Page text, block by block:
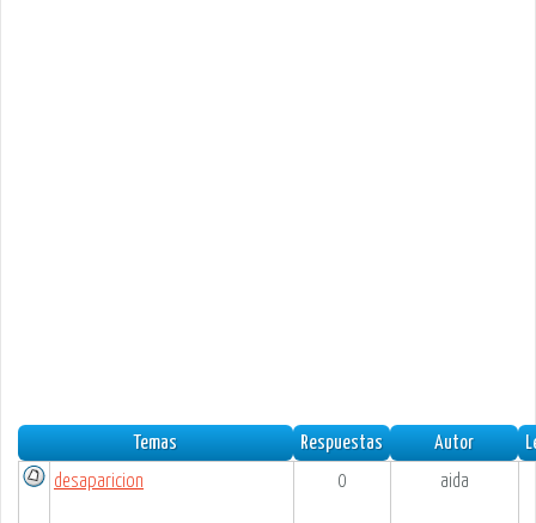
Temas Respuestas Autor
desaparicion
0 aida